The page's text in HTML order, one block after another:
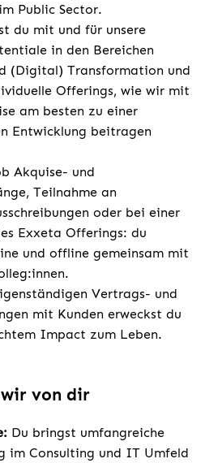
Public Sector.
du mit und für unsere
in den Bereichen
(Digital) Transformation und
Offerings, wie wir mit
am besten zu einer
Entwicklung beitragen
Akquise- und
Teilnahme an
oder bei einer
Exxeta Offerings: du
und offline gemeinsam mit
Vertrags- und
mit Kunden erweckst du
Impact zum Leben.
von dir
Du bringst umfangreiche
im Consulting und IT Umfeld